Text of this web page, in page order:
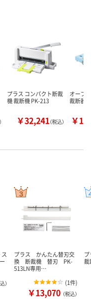
プラス コンパクト断裁
機 裁断機 PK-213
￥32,241（税込）
オープ
裁断器
￥
）
プラス かんたん替刃交
換 断裁機 替刃 PK-
513LN専用…
(1件)
￥13,070 （税込）
裁